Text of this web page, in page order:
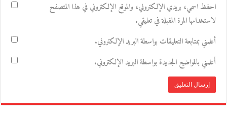
احفظ اسمي، بريدي الإلكتروني، والموقع الإلكتروني في هذا المتصفح
لاستخدامها المرة المقبلة في تعليقي.
أعلمني بمتابعة التعليقات بواسطة البريد الإلكتروني.
أعلمني بالمواضيع الجديدة بواسطة البريد الإلكتروني.